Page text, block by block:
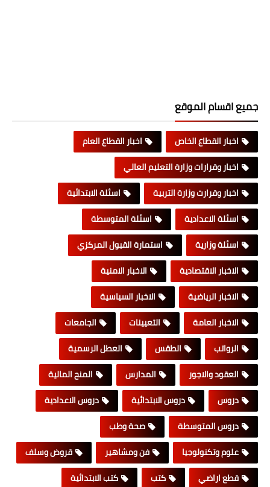
جميع اقسام الموقع
اخبار القطاع الخاص
اخبار القطاع العام
اخبار وقرارات وزارة التعليم العالي
اخبار وقرارت وزارة التربية
اسئلة الابتدائية
اسئلة الاعدادية
اسئلة المتوسطة
اسئلة وزارية
استمارة القبول المركزي
الاخبار الاقتصادية
الاخبار الامنية
الاخبار الرياضية
الاخبار السياسية
الاخبار العامة
التعيينات
الجامعات
الرواتب
الطقس
العطل الرسمية
العقود والاجور
المدارس
المنح المالية
دروس
دروس الابتدائية
دروس الاعدادية
دروس المتوسطة
صحة وطب
علوم وتكنولوجيا
فن ومشاهير
قروض وسلف
قطع اراضي
كتب
كتب الابتدائية